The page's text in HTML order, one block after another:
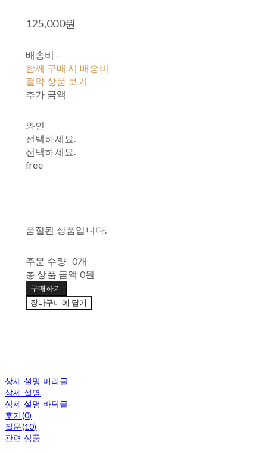
125,000원
배송비 -
함께 구매 시 배송비
절약 상품 보기
추가 금액
와인
선택하세요.
선택하세요.
free
품절된 상품입니다.
주문 수량 0개
총 상품 금액 0원
구매하기
장바구니에 담기
상세 설명 머리글
상세 설명
상세 설명 바닥글
후기(0)
질문(10)
관련 상품